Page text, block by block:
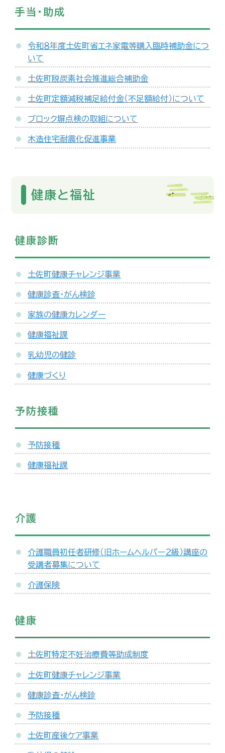
手当・助成
令和８年度土佐町省エネ家電等購入臨時補助金につ
いて
土佐町脱炭素社会推進総合補助金
土佐町定額減税補足給付金（不足額給付）について
ブロック塀点検の取組について
木造住宅耐震化促進事業
健康と福祉
健康診断
土佐町健康チャレンジ事業
健康診査・がん検診
家族の健康カレンダー
健康福祉課
乳幼児の健診
健康づくり
予防接種
予防接種
健康福祉課
介護
介護職員初任者研修（旧ホームヘルパー２級）講座の
受講者募集について
介護保険
健康
土佐町特定不妊治療費等助成制度
土佐町健康チャレンジ事業
健康診査・がん検診
予防接種
土佐町産後ケア事業